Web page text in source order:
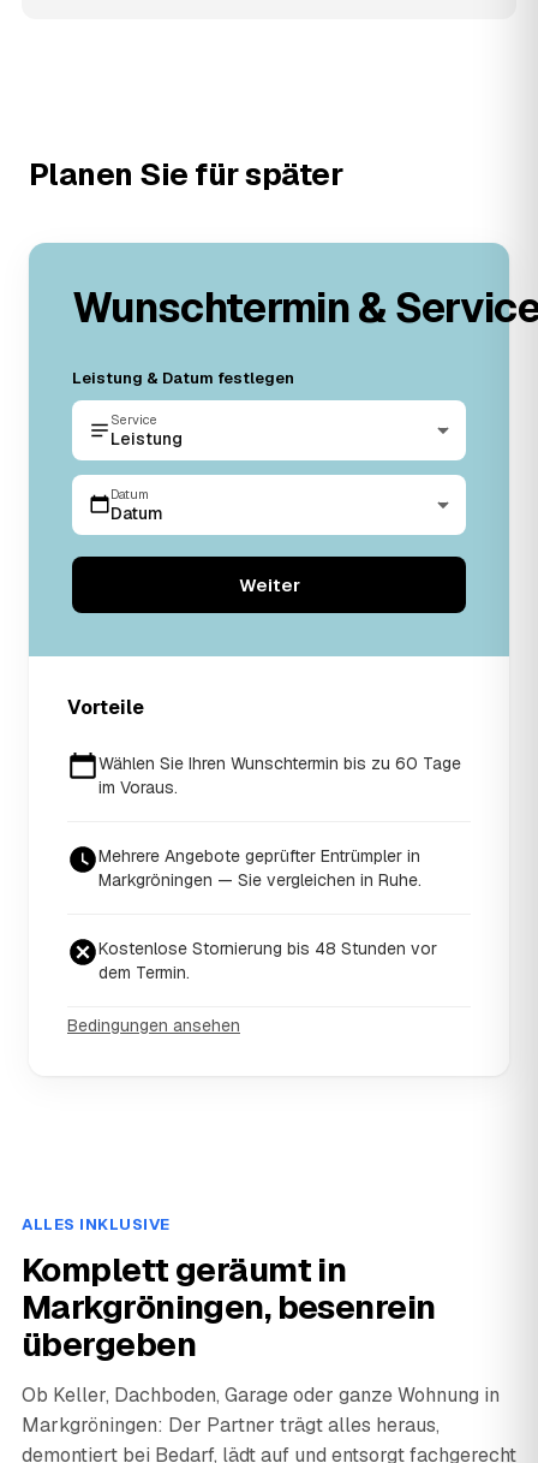
Planen Sie für später
Wunschtermin &
Leistung & Datum festlegen
Service
Leistung
Datum
Datum
Weiter
Vorteile
Wählen Sie Ihren Wunschtermin bis zu 60 Tage
im Voraus.
Mehrere Angebote geprüfter Entrümpler in
Markgröningen — Sie vergleichen in Ruhe.
Kostenlose Stornierung bis 48 Stunden vor
dem Termin.
Bedingungen ansehen
ALLES INKLUSIVE
Komplett geräumt in
Markgröningen, besenrein
übergeben
Ob Keller, Dachboden, Garage oder ganze Wohnung in
Markgröningen: Der Partner trägt alles heraus,
demontiert bei Bedarf, lädt auf und entsorgt fachgerecht